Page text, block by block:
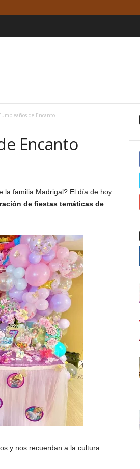
de Encanto
Encanto
la familia Madrigal? El día de hoy
de fiestas temáticas de
y nos recuerdan a la cultura